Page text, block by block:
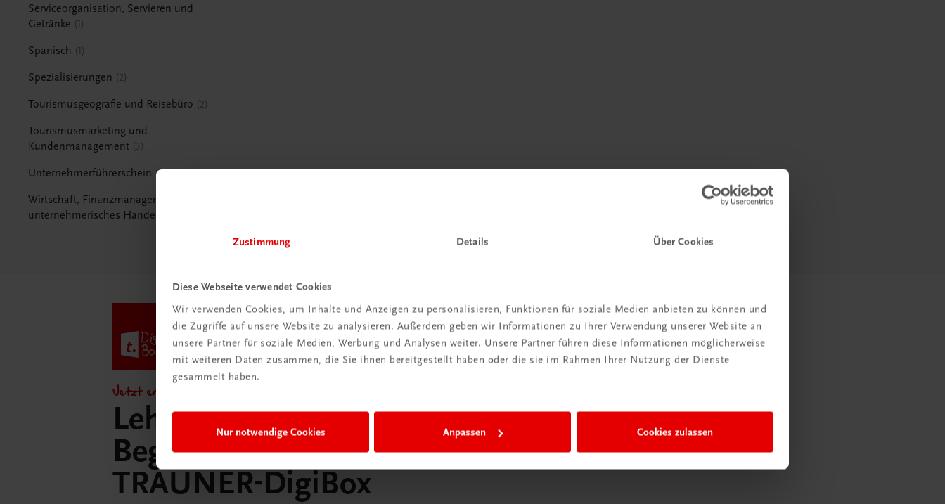
Zustimmung Details Über Cookies
Diese Webseite verwendet Cookies
Wir verwenden Cookies, um Inhalte und Anzeigen zu personalisieren, Funktionen für soziale Medien anbieten zu können und
die Zugriffe auf unsere Website zu analysieren. Außerdem geben wir Informationen zu Ihrer Verwendung unserer Website an
unsere Partner für soziale Medien, Werbung und Analysen weiter. Unsere Partner führen diese Informationen möglicherweise
mit weiteren Daten zusammen, die Sie ihnen bereitgestellt haben oder die sie im Rahmen Ihrer Nutzung der Dienste
gesammelt haben.
Nur notwendige Cookies Anpassen Cookies zulassen
Serviceorganisation, Servieren und
Getränke
1
Spanisch 1
Spezialisierungen 2
Tourismusgeografie und Reisebüro 2
Tourismusmarketing und
Kundenmanagement
3
Unternehmerführerschein 15
Wirtschaft, Finanzmanagement und
unternehmerisches Handeln
Jetzt entdecken!
Lehrer/innen-
Begleitpakete in der
TRAUNER-DigiBox